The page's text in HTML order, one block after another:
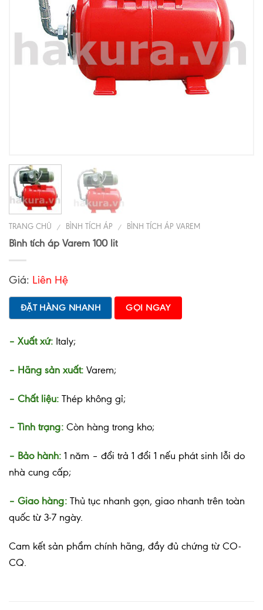
TRANG CHỦ / BÌNH TÍCH ÁP / BÌNH TÍCH ÁP VAREM
Bình tích áp Varem 100 lit
Giá: Liên Hệ
ĐẶT HÀNG NHANH GỌI NGAY
– Xuất xứ: Italy;
– Hãng sản xuất: Varem;
– Chất liệu: Thép không gỉ;
– Tình trạng: Còn hàng trong kho;
– Bảo hành: 1 năm – đổi trả 1 đổi 1 nếu phát sinh lỗi do
nhà cung cấp;
– Giao hàng: Thủ tục nhanh gọn, giao nhanh trên toàn
quốc từ 3-7 ngày.
Cam kết sản phẩm chính hãng, đầy đủ chứng từ CO-
CQ.